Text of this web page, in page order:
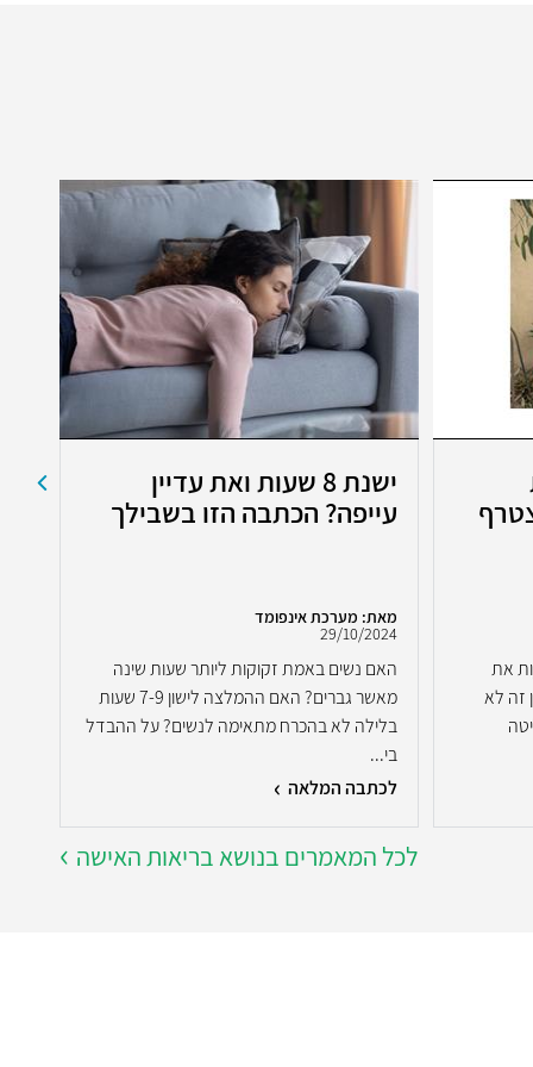
את
זה לא
ישנת 8 שעות ואת עדיין
עייפה? הכתבה הזו בשבילך
מאת: מערכת אינפומד
29/10/2024
האם נשים באמת זקוקות ליותר שעות שינה
מאשר גברים? האם ההמלצה לישון 7-9 שעות
בלילה לא בהכרח מתאימה לנשים? על ההבדל
בי...
לכתבה המלאה
לכל המאמרים בנושא בריאות האישה